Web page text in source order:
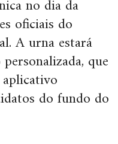
no dia da
oficiais do
A urna estará
que
do fundo do